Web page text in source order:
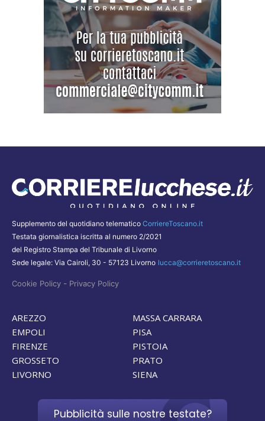
Supplemento del quotidiano telematico CorriereToscano.it
Testata giornalistica iscritta al numero 2/2021
del Registro Stampa del Tribunale di Livorno
Sede legale: Via Cairoli, 30 - 57123 Livorno lucca@corrieretoscano.it
Cookie Policy - Privacy Policy
AREZZO
EMPOLI
FIRENZE
GROSSETO
LIVORNO
MASSA CARRARA
PISA
PISTOIA
PRATO
SIENA
Pubblicità sulle nostre testate?